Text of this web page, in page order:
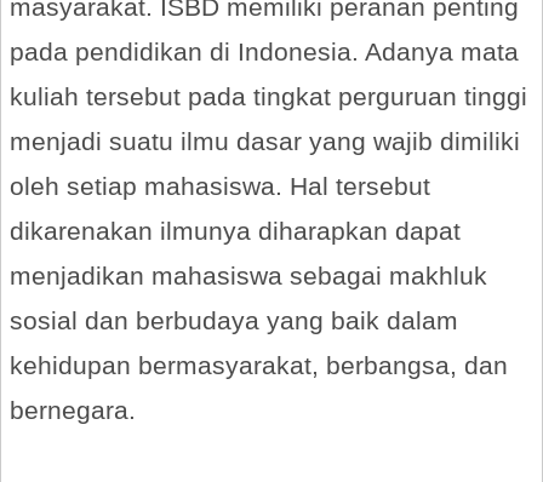
masyarakat. ISBD memiliki peranan penting
pada pendidikan di Indonesia. Adanya mata
kuliah tersebut pada tingkat perguruan tinggi
menjadi suatu ilmu dasar yang wajib dimiliki
oleh setiap mahasiswa. Hal tersebut
dikarenakan ilmunya diharapkan dapat
menjadikan mahasiswa sebagai makhluk
sosial dan berbudaya yang baik dalam
kehidupan bermasyarakat, berbangsa, dan
bernegara.